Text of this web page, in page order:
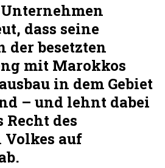
dass seine
besetzten
mit Marokkos
in dem Gebiet
– und lehnt dabei
des
Volkes auf